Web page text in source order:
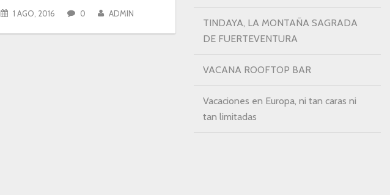
1 AGO, 2016 0 ADMIN
TINDAYA, LA MONTAÑA SAGRADA
DE FUERTEVENTURA
VACANA ROOFTOP BAR
Vacaciones en Europa, ni tan caras ni
tan limitadas